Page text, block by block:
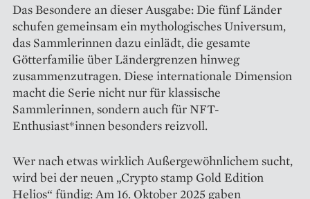
Das Besondere an dieser Ausgabe: Die fünf Länder
schufen gemeinsam ein mythologisches Universum,
das Sammlerinnen dazu einlädt, die gesamte
Götterfamilie über Ländergrenzen hinweg
zusammenzutragen. Diese internationale Dimension
macht die Serie nicht nur für klassische
Sammlerinnen, sondern auch für NFT-
Enthusiast*innen besonders reizvoll.
Wer nach etwas wirklich Außergewöhnlichem sucht,
wird bei der neuen „Crypto stamp Gold Edition
Helios“ fündig: Am 16. Oktober 2025 gaben